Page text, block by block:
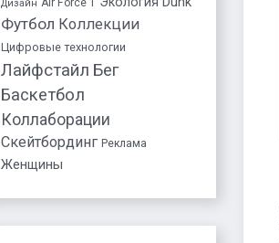
Дизайн Air Force 1
Футбол Коллекции
Цифровые технологии
Лайфстайл Бег
Баскетбол
Коллаборации
Скейтбординг Реклама
Женщины